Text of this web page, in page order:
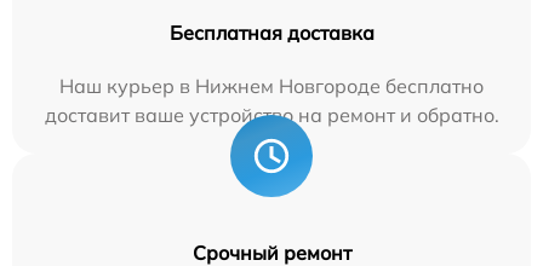
Бесплатная доставка
Наш курьер в Нижнем Новгороде бесплатно
доставит ваше устройство на ремонт и обратно.
Срочный ремонт